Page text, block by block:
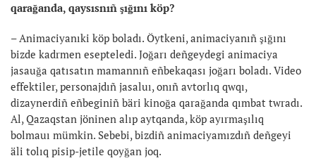
qarağanda, qaysısnıñ şığını köp?
– Animaciyanıki köp boladı. Öytkeni, animaciyanıñ şığını
bizde kadrmen esepteledi. Joğarı deñgeydegi animaciya
jasauğa qatısatın mamannıñ eñbekaqası joğarı boladı. Video
effektiler, personajdıñ jasaluı, onıñ avtorlıq qwqı,
dizaynerdiñ eñbeginiñ bäri kinoğa qarağanda qımbat twradı.
Al, Qazaqstan jöninen alıp aytqanda, köp ayırmaşılıq
bolmauı mümkin. Sebebi, bizdiñ animaciyamızdıñ deñgeyi
äli tolıq pisip-jetile qoyğan joq.